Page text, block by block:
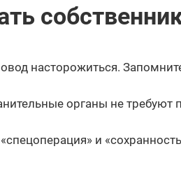
насторожиться.
органы не требуют
и